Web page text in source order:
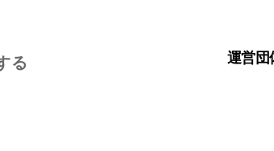
る 運営団